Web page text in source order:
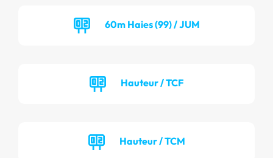
60m Haies (99) / JUM
Hauteur / TCF
Hauteur / TCM